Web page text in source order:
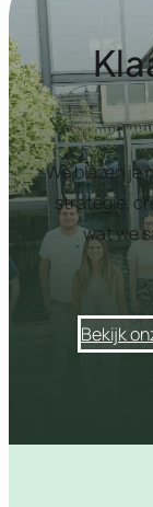
We blazen je
strategie,
wat we
Bekijk